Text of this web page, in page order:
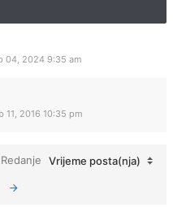
04, 2024 9:35 am
11, 2016 10:35 pm
Redanje Vrijeme posta(nja)